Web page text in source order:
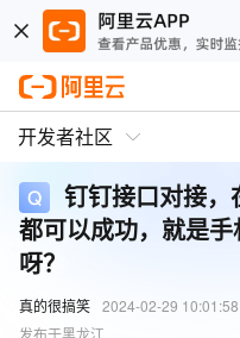
开发者社区
钉钉接口对接
都可以成功，就是
呀？
真的很搞笑 2024-02-29 10:01:58
发布于黑龙江